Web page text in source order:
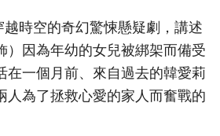
越時空的奇幻驚悚懸疑劇，講述
因為年幼的女兒被綁架而備受
在一個月前、來自過去的韓愛莉
人為了拯救心愛的家人而奮戰的